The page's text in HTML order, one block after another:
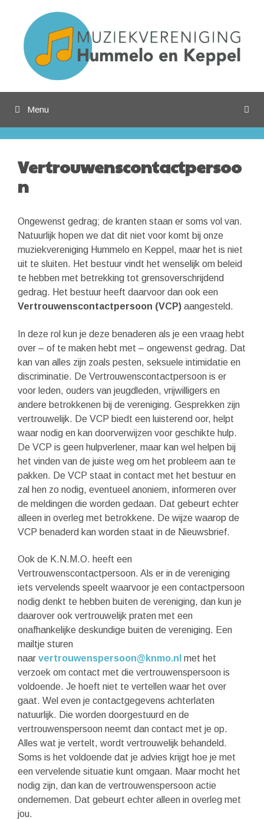
inhoud
Menu
Vertrouwenscontactpersoo
n
Ongewenst gedrag; de kranten staan er soms vol van.
Natuurlijk hopen we dat dit niet voor komt bij onze
muziekvereniging Hummelo en Keppel, maar het is niet
uit te sluiten. Het bestuur vindt het wenselijk om beleid
te hebben met betrekking tot grensoverschrijdend
gedrag. Het bestuur heeft daarvoor dan ook een
Vertrouwenscontactpersoon (VCP) aangesteld.
In deze rol kun je deze benaderen als je een vraag hebt
over – of te maken hebt met – ongewenst gedrag. Dat
kan van alles zijn zoals pesten, seksuele intimidatie en
discriminatie. De Vertrouwenscontactpersoon is er
voor leden, ouders van jeugdleden, vrijwilligers en
andere betrokkenen bij de vereniging. Gesprekken zijn
vertrouwelijk. De VCP biedt een luisterend oor, helpt
waar nodig en kan doorverwijzen voor geschikte hulp.
De VCP is geen hulpverlener, maar kan wel helpen bij
het vinden van de juiste weg om het probleem aan te
pakken. De VCP staat in contact met het bestuur en
zal hen zo nodig, eventueel anoniem, informeren over
de meldingen die worden gedaan. Dat gebeurt echter
alleen in overleg met betrokkene. De wijze waarop de
VCP benaderd kan worden staat in de Nieuwsbrief.
Ook de K.N.M.O. heeft een
Vertrouwenscontactpersoon. Als er in de vereniging
iets vervelends speelt waarvoor je een contactpersoon
nodig denkt te hebben buiten de vereniging, dan kun je
daarover ook vertrouwelijk praten met een
onafhankelijke deskundige buiten de vereniging. Een
mailtje sturen
naar vertrouwenspersoon@knmo.nl met het
verzoek om contact met die vertrouwenspersoon is
voldoende. Je hoeft niet te vertellen waar het over
gaat. Wel even je contactgegevens achterlaten
natuurlijk. Die worden doorgestuurd en de
vertrouwenspersoon neemt dan contact met je op.
Alles wat je vertelt, wordt vertrouwelijk behandeld.
Soms is het voldoende dat je advies krijgt hoe je met
een vervelende situatie kunt omgaan. Maar mocht het
nodig zijn, dan kan de vertrouwenspersoon actie
ondernemen. Dat gebeurt echter alleen in overleg met
jou.